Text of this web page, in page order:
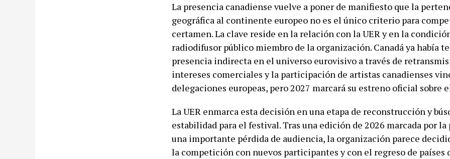
La presencia canadiense vuelve a poner de manifiesto que la
geográfica al continente europeo no es el único criterio para
certamen. La clave reside en la relación con la UER y en la
radiodifusor público miembro de la organización. Canadá ya había
presencia indirecta en el universo eurovisivo a través de
intereses comerciales y la participación de artistas canadienses
delegaciones europeas, pero 2027 marcará su estreno oficial sobre
La UER enmarca esta decisión en una etapa de reconstrucción y
estabilidad para el festival. Tras una edición de 2026 marcada por
una importante pérdida de audiencia, la organización parece
la competición con nuevos participantes y con el regreso de países